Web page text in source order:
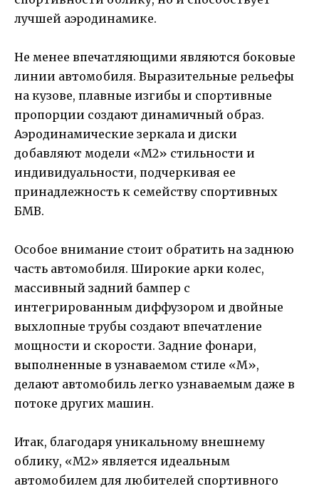
лучшей аэродинамике.
Не менее впечатляющими являются боковые
линии автомобиля. Выразительные рельефы
на кузове, плавные изгибы и спортивные
пропорции создают динамичный образ.
Аэродинамические зеркала и диски
добавляют модели «M2» стильности и
индивидуальности, подчеркивая ее
принадлежность к семейству спортивных
БМВ.
Особое внимание стоит обратить на заднюю
часть автомобиля. Широкие арки колес,
массивный задний бампер с
интегрированным диффузором и двойные
выхлопные трубы создают впечатление
мощности и скорости. Задние фонари,
выполненные в узнаваемом стиле «М»,
делают автомобиль легко узнаваемым даже в
потоке других машин.
Итак, благодаря уникальному внешнему
облику, «M2» является идеальным
автомобилем для любителей спортивного